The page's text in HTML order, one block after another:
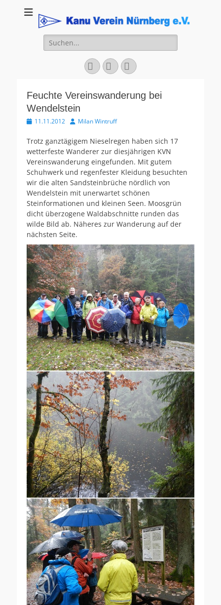
Kanu Verein
Nuernberg
Suchen
nach:
Facebook
YouTubeInstagram
Feuchte Vereinswanderung bei
Wendelstein
Veröffentlicht
11.11.2012 AutorMilan Wintruff
Trotz ganztägigem Nieselregen haben sich 17
wetterfeste Wanderer zur diesjährigen KVN
Vereinswanderung eingefunden. Mit gutem
Schuhwerk und regenfester Kleidung besuchten
wir die alten Sandsteinbrüche nördlich von
Wendelstein mit unerwartet schönen
Steinformationen und kleinen Seen. Moosgrün
dicht überzogene Waldabschnitte runden das
wilde Bild ab. Näheres zur Wanderung auf der
nächsten Seite.